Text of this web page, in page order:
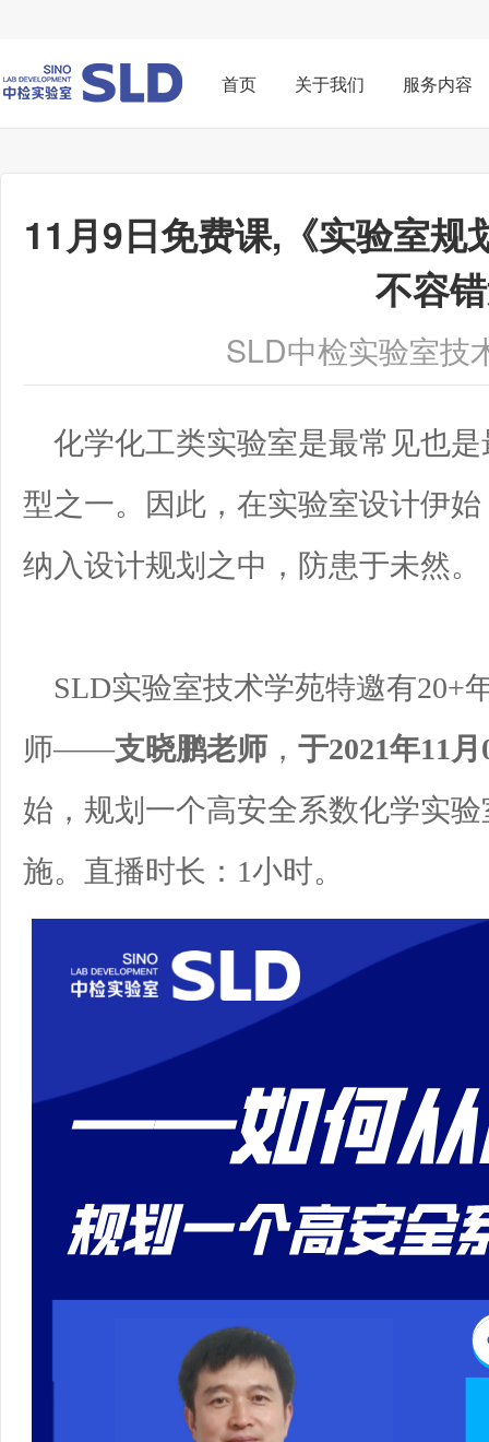
首页 关于我们 服务内容
11月9日免费课,《实验室规
不容
SLD中检实验室技
化学化工类实验室是最常见也
型之一。因此，在实验室设计伊
纳入设计规划之中，防患于未然。
SLD实验室技术学苑特邀有20+
师——支晓鹏老师 ， 于2021年11
始，规划一个高安全系数化学实
施。直播时长：1小时。